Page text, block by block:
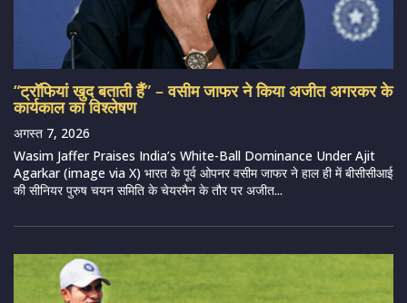
“ट्रॉफियां खुद बताती हैं” – वसीम जाफर ने किया अजीत अगरकर के
कार्यकाल का विश्लेषण
अगस्त 7, 2026
Wasim Jaffer Praises India’s White-Ball Dominance Under Ajit
Agarkar (image via X) भारत के पूर्व ओपनर वसीम जाफर ने हाल ही में बीसीसीआई
की सीनियर पुरुष चयन समिति के चेयरमैन के तौर पर अजीत...